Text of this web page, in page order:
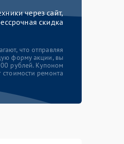
через сайт,
скидка
что отправляя
форму акции, вы
рублей. Купоном
ремонта